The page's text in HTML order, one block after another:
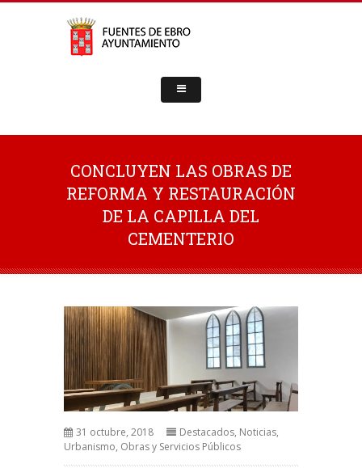
CONCLUYEN LAS OBRAS DE
REFORMA Y RESTAURACIÓN
DE LA CAPILLA DEL
CEMENTERIO
31 octubre, 2018 Destacados, Noticias,
Urbanismo, Obras y Servicios Públicos